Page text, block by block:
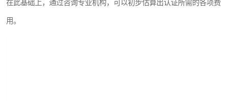
在此基础上，通过咨询专业机构，可以初步估算出认证所需的各项费
用。